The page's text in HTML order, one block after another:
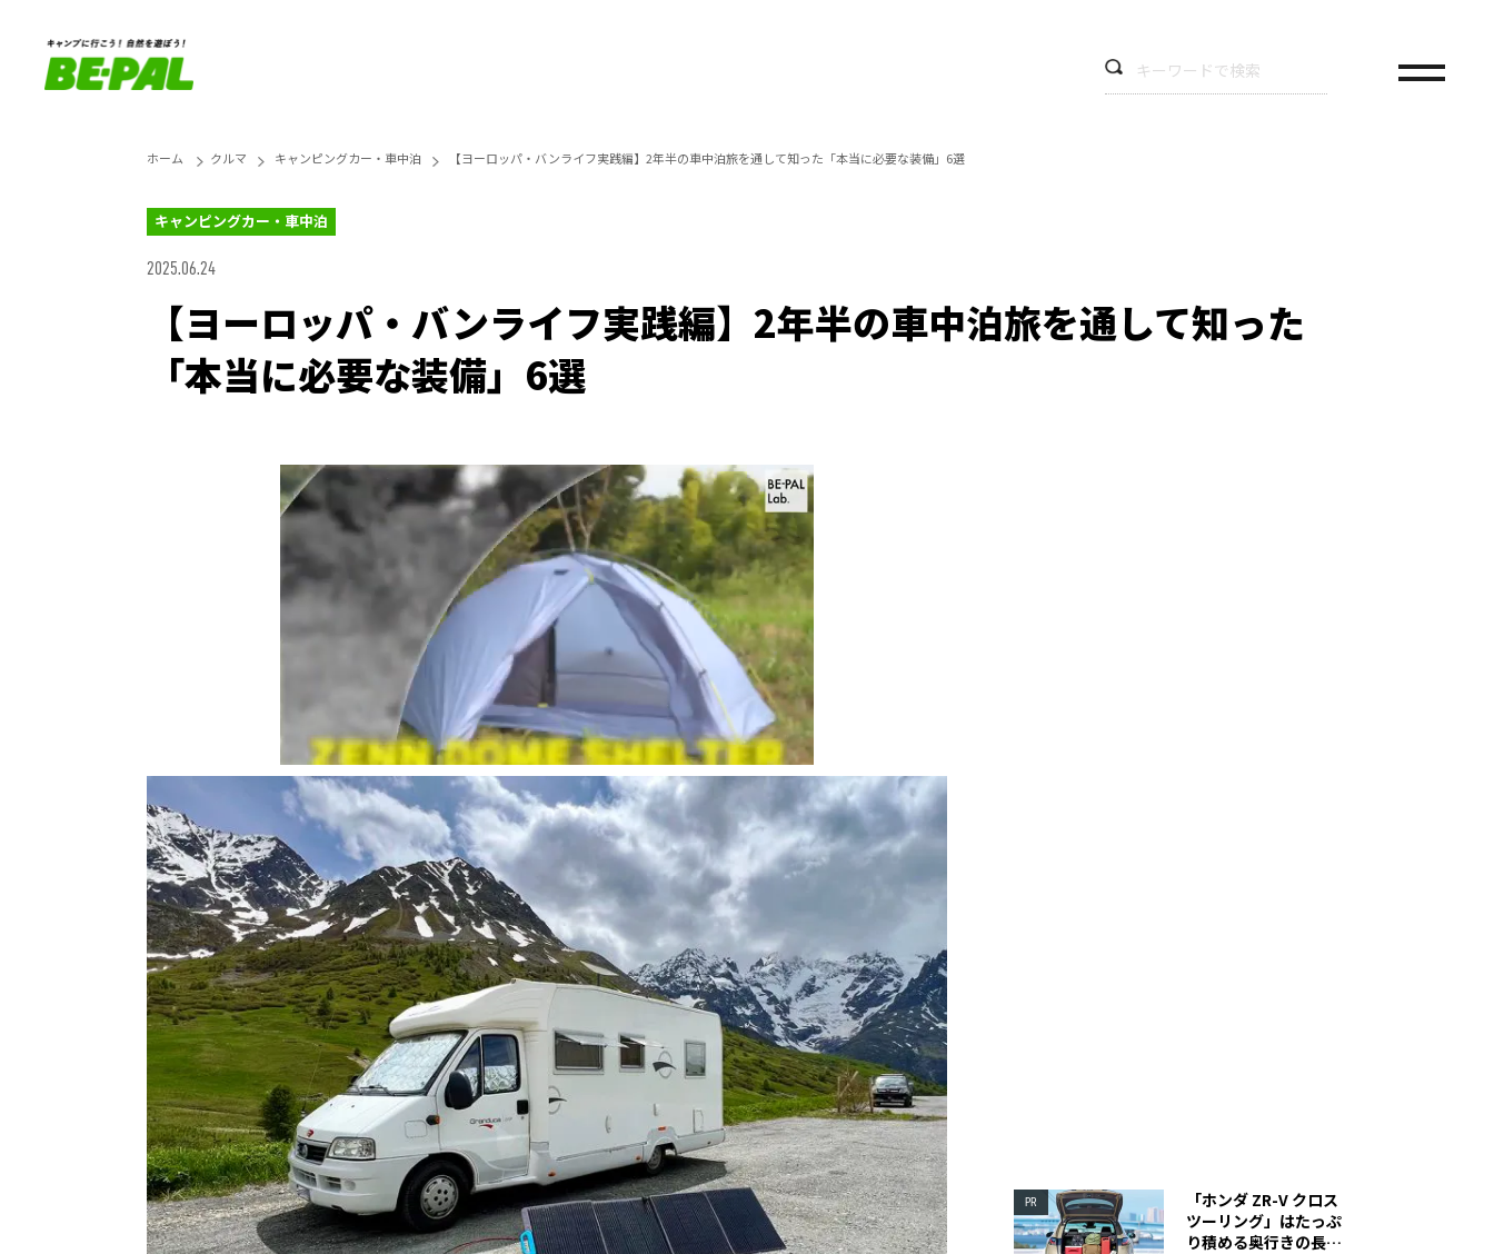
ホーム クルマ キャンピングカー・車中泊 【ヨーロッパ・バンライフ実践編】2年半の車中泊旅を通して知った「本当に必要な装備」6選
キャンピングカー・車中泊
2025.06.24
【ヨーロッパ・バンライフ実践編】2年半の車中泊旅を通して知った
「本当に必要な装備」6選
PR
「ホンダ ZR-V クロス
ツーリング」はたっぷ
り積める奥行きの長い